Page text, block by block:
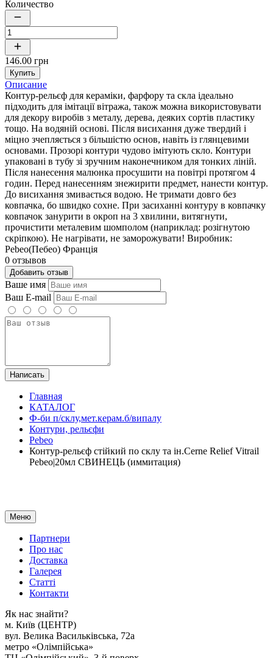
Количество
146.00 грн
Купить
Описание
Контур-рельєф для кераміки, фарфору та скла ідеально
підходить для імітації вітража, також можна використовувати
для декору виробів з металу, дерева, деяких сортів пластику
тощо. На водяній основі. Після висихання дуже твердий і
міцно зчепляється з більшістю основ, навіть із глянцевими
основами. Прозорі контури чудово імітують скло. Контури
упаковані в тубу зі зручним наконечником для тонких ліній.
Після нанесення малюнка просушити на повітрі протягом 4
годин. Перед нанесенням знежирити предмет, нанести контур.
До висихання змивається водою. Не тримати довго без
ковпачка, бо швидко сохне. При засиханні контуру в ковпачку
ковпачок занурити в окроп на 3 хвилини, витягнути,
прочистити металевим шомполом (наприклад: розігнутою
скріпкою). Не нагрівати, не заморожувати! Виробник:
Pebeo(Пебео) Франція
0 отзывов
Добавить отзыв
Ваше имя
Ваш E-mail
Написать
Главная
КАТАЛОГ
Ф-би п/склу,мет.керам.б/випалу
Контури, рельєфи
Pebeo
Контур-рельєф стійкий по склу та ін.Cerne Relief Vitrail
Pebeo|20мл СВИНЕЦЬ (иммитация)
Меню
Партнери
Про нас
Доставка
Галерея
Статтi
Контакти
Як наc знайти?
м. Киïв (ЦЕНТР)
вул. Велика Васильківська, 72а
метро «Олімпійська»